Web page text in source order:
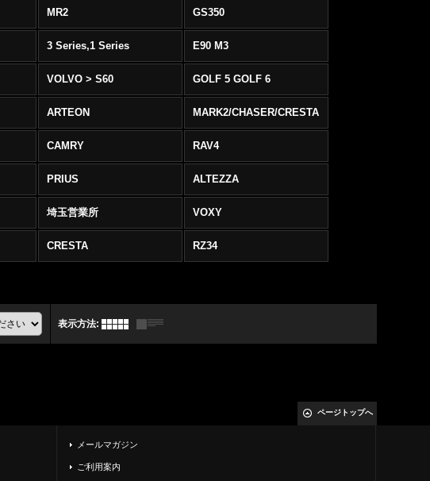
MR2 GS350
3 Series,1 Series E90 M3
VOLVO > S60 GOLF 5 GOLF 6
ARTEON MARK2/CHASER/CRESTA
CAMRY RAV4
PRIUS ALTEZZA
埼玉営業所 VOXY
CRESTA RZ34
表示方法:
ページトップへ
メールマガジン
ご利用案内